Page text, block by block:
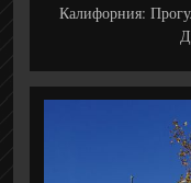
Калифорния: